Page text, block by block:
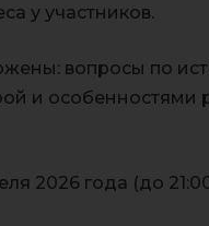
у участников.
вопросы по
и особенностями
2026 года (до